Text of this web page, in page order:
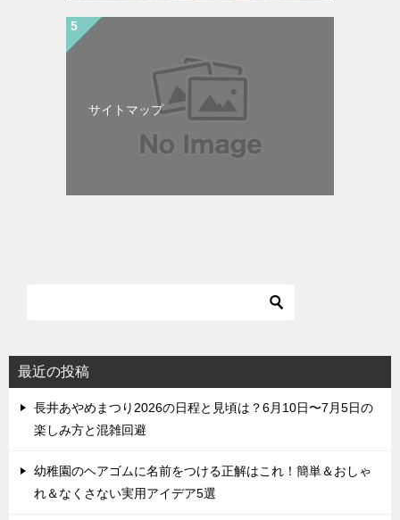
サイトマップ
最近の投稿
長井あやめまつり2026の日程と見頃は？6月10日〜7月5日の
楽しみ方と混雑回避
幼稚園のヘアゴムに名前をつける正解はこれ！簡単＆おしゃ
れ＆なくさない実用アイデア5選